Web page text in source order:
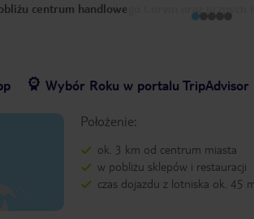
handlowego i kilka knajpek
centrum handlowego Corvin oraz licznych
Wybór Roku w portalu TripAdvisor
Położenie:
ok. 3 km od centrum miasta
w pobliżu sklepów i restauracji
czas dojazdu z lotniska ok. 45